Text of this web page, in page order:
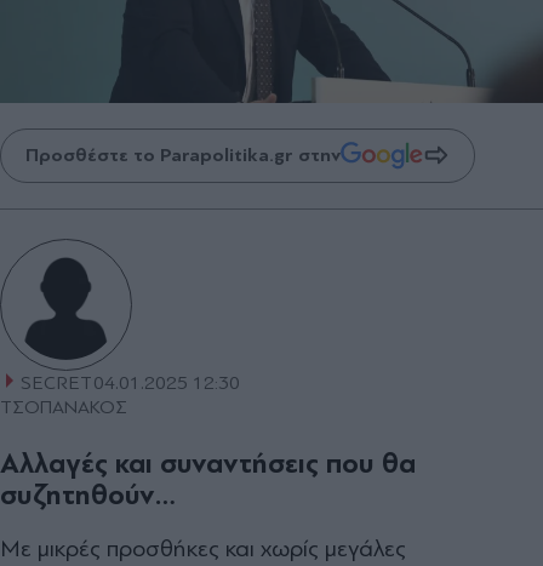
Προσθέστε το Parapolitika.gr στην
SECRET04.01.2025 12:30
ΤΣΟΠΑΝΑΚΟΣ
Αλλαγές και συναντήσεις που θα
συζητηθούν…
Με µικρές προσθήκες και χωρίς µεγάλες